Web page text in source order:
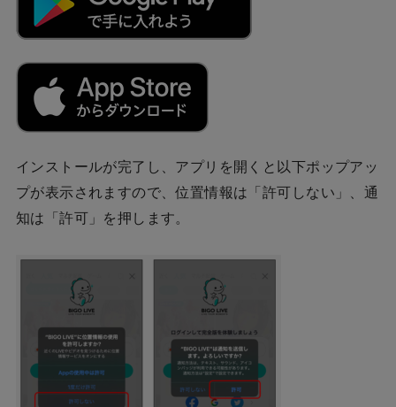
インストールが完了し、アプリを開くと以下ポップアッ
プが表示されますので、位置情報は「許可しない」、通
知は「許可」を押します。